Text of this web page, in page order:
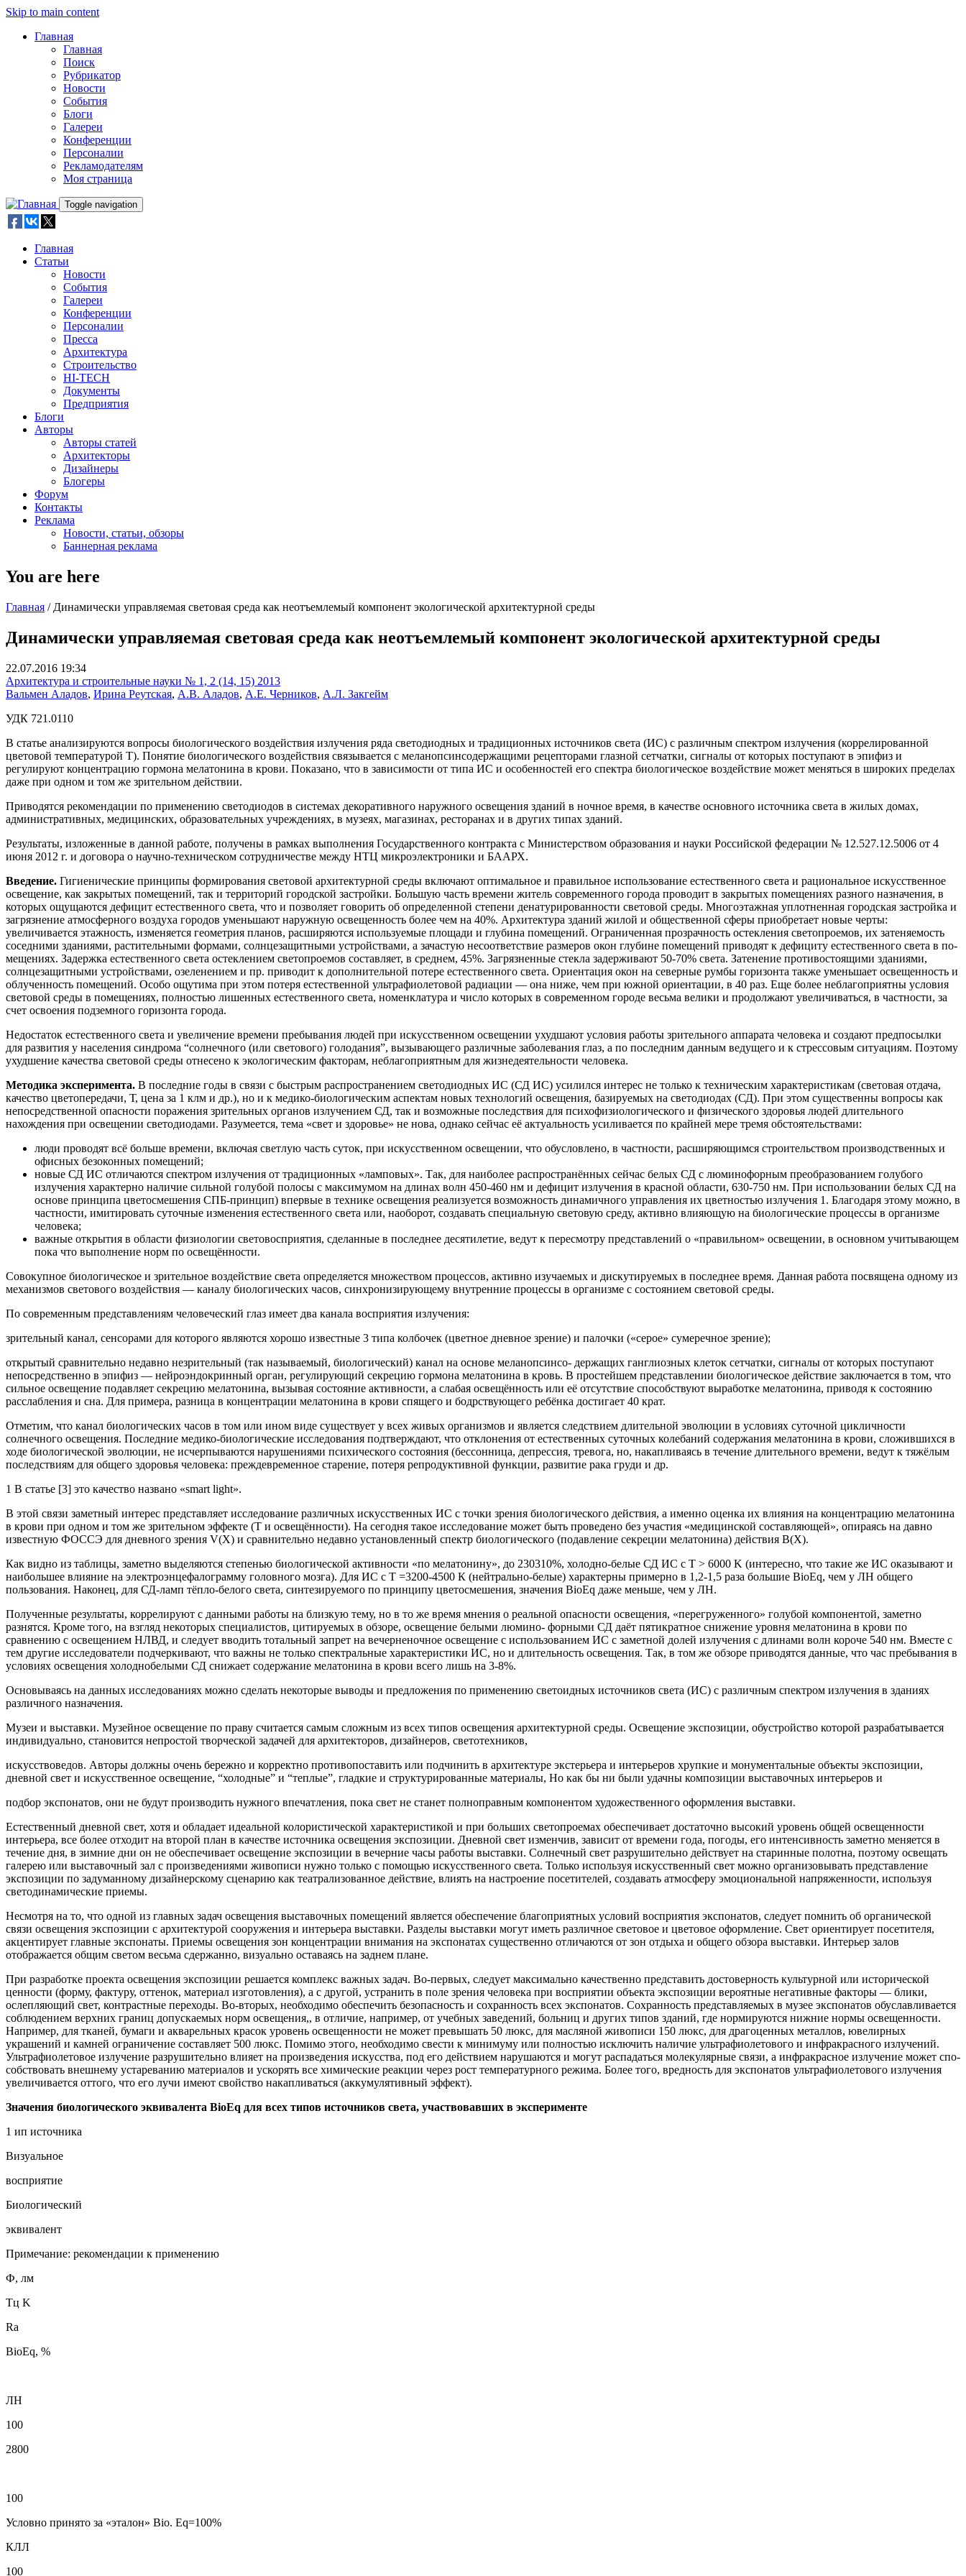
Skip to main content
Главная
Главная
Поиск
Рубрикатор
Новости
События
Блоги
Галереи
Конференции
Персоналии
Рекламодателям
Моя страница
Toggle navigation
Главная
Статьи
Новости
События
Галереи
Конференции
Персоналии
Пресса
Архитектура
Строительство
HI-TECH
Документы
Предприятия
Блоги
Авторы
Авторы статей
Архитекторы
Дизайнеры
Блогеры
Форум
Контакты
Реклама
Новости, статьи, обзоры
Баннерная реклама
You are here
Главная / Динамически управляемая световая среда как неотъемлемый компонент экологической архитектурной среды
Динамически управляемая световая среда как неотъемлемый компонент экологической архитектурной среды
22.07.2016 19:34
Архитектура и строительные науки № 1, 2 (14, 15) 2013
Вальмен Аладов, Ирина Реутская, А.В. Аладов, А.Е. Черников, А.Л. Закгейм
УДК 721.0110
В статье анализируются вопросы биологического воздействия излучения ряда светодиодных и традиционных источ­ников света (ИС) с различным спектром излучения (коррелированной
цветовой температурой Т). Понятие биологического воздействия связывается с меланопсинсодержащими рецепторами глазной сетчатки, сигналы от которых поступают в эпифиз и
регулируют концентрацию гормона мелатонина в крови. Показано, что в зависимости от типа ИС и особенно­стей его спектра биологическое воздействие может меняться в широких пределах
даже при одном и том же зрительном действии.
Приводятся рекомендации по применению светодиодов в системах декоративного наружного освещения зданий в ночное время, в качестве основного источника света в жилых домах,
административных, медицинских, образовательных учреждениях, в музеях, магазинах, ресторанах и в других типах зданий.
Результаты, изложенные в данной работе, получены в рамках выполнения Государственного контракта с Министер­ством образования и науки Российской федерации № 12.527.12.5006 от 4
июня 2012 г. и договора о научно-техническом сотрудничестве между НТЦ микроэлектроники и БААРХ.
Введение. Гигиенические принципы формирования све­товой архитектурной среды включают оптимальное и пра­вильное использование естественного света и рациональное искусственное
освещение, как закрытых помещений, так и территорий городской застройки. Большую часть времени житель современного города проводит в закрытых помещени­ях разного назначения, в
которых ощущаются дефицит есте­ственного света, что и позволяет говорить об определенной степени денатурированности световой среды. Многоэтажная уплотненная городская застройка и
загрязнение атмосферно­го воздуха городов уменьшают наружную освещенность бо­лее чем на 40%. Архитектура зданий жилой и общественной сферы приобретает новые черты:
увеличивается этажность, изменяется геометрия планов, расширяются используемые площади и глубина помещений. Ограниченная прозрачность остекления светопроемов, их затеняемость
соседними зда­ниями, растительными формами, солнцезащитными устрой­ствами, а зачастую несоответствие размеров окон глубине помещений приводят к дефициту естественного света в по­
мещениях. Задержка естественного света остеклением све­топроемов составляет, в среднем, 45%. Загрязненные стекла задерживают 50-70% света. Затенение противостоящими зда­ниями,
солнцезащитными устройствами, озеленением и пр. приводит к дополнительной потере естественного света. Ори­ентация окон на северные румбы горизонта также уменьшает освещенность и
облученность помещений. Особо ощутима при этом потеря естественной ультрафиолетовой радиации — она ниже, чем при южной ориентации, в 40 раз. Еще более не­благоприятны условия
световой среды в помещениях, полно­стью лишенных естественного света, номенклатура и число которых в современном городе весьма велики и продолжают увеличиваться, в частности, за
счет освоения подземного го­ризонта города.
Недостаток естественного света и увеличение времени пребывания людей при искусственном освещении ухудша­ют условия работы зрительного аппарата человека и создают предпосылки
для развития у населения синдрома “солнечно­го (или светового) голодания”, вызывающего различные забо­левания глаз, а по последним данным ведущего и к стрессо­вым ситуациям. Поэтому
ухудшение качества световой среды отнесено к экологическим факторам, неблагоприятным для жизнедеятельности человека.
Методика эксперимента. В последние годы в связи с быстрым распространением светодиодных ИС (СД ИС) уси­лился интерес не только к техническим характеристикам (световая отдача,
качество цветопередачи, Т, цена за 1 клм и др.), но и к медико-биологическим аспектам новых техно­логий освещения, базируемых на светодиодах (СД). При этом существенны вопросы как
непосредственной опасности пора­жения зрительных органов излучением СД, так и возможные последствия для психофизиологического и физического здо­ровья людей длительного
нахождения при освещении свето­диодами. Разумеется, тема «свет и здоровье» не нова, однако сейчас её актуальность усиливается по крайней мере тремя обстоятельствами:
люди проводят всё больше времени, включая светлую часть суток, при искусственном освещении, что обуслов­лено, в частности, расширяющимся строительством про­изводственных и
офисных безоконных помещений;
новые СД ИС отличаются спектром излучения от тради­ционных «ламповых». Так, для наиболее распространён­ных сейчас белых СД с люминофорным преобразованием голубого
излучения характерно наличие сильной голу­бой полосы с максимумом на длинах волн 450-460 нм и дефицит излучения в красной области, 630-750 нм. При использовании белых СД на
основе принципа цветосме­шения СПБ-принцип) впервые в технике освещения реа­лизуется возможность динамичного управления их цвет­ностью излучения 1. Благодаря этому можно, в
частности, имитировать суточные изменения естественного света или, наоборот, создавать специальную световую среду, активно влияющую на биологические процессы в орга­низме
человека;
важные открытия в области физиологии световоспри­ятия, сделанные в последнее десятилетие, ведут к пере­смотру представлений о «правильном» освещении, в основном учитывающем
пока что выполнение норм по освещённости.
Совокупное биологическое и зрительное воздействие све­та определяется множеством процессов, активно изучаемых и дискутируемых в последнее время. Данная работа посвящена одному из
механизмов светового воздействия — каналу био­логических часов, синхронизирующему внутренние процес­сы в организме с состоянием световой среды.
По современным представлениям человеческий глаз име­ет два канала восприятия излучения:
зрительный канал, сенсорами для которого являются хо­рошо известные 3 типа колбочек (цветное дневное зрение) и палочки («серое» сумеречное зрение);
открытый сравнительно недавно незрительный (так на­зываемый, биологический) канал на основе меланопсинсо- держащих ганглиозных клеток сетчатки, сигналы от которых поступают
непосредственно в эпифиз — нейроэндокринный орган, регулирующий секрецию гормона мелатонина в кровь. В простейшем представлении биологическое действие за­ключается в том, что
сильное освещение подавляет секрецию мелатонина, вызывая состояние активности, а слабая осве­щённость или её отсутствие способствуют выработке мелато­нина, приводя к состоянию
расслабления и сна. Для примера, разница в концентрации мелатонина в крови спящего и бодр­ствующего ребёнка достигает 40 крат.
Отметим, что канал биологических часов в том или ином виде существует у всех живых организмов и является след­ствием длительной эволюции в условиях суточной циклично­сти
солнечного освещения. Последние медико-биологические исследования подтверждают, что отклонения от естествен­ных суточных колебаний содержания мелатонина в крови, сложившихся в
ходе биологической эволюции, не исчерпываются нарушениями психического состояния (бессонница, депрессия, тревога, но, накапливаясь в течение длительного времени, ведут к тяжёлым
последствиям для общего здоровья человека: преждевременное старение, потеря репродуктивной функции, развитие рака груди и др.
1 В статье [3] это качество названо «smart light».
В этой связи заметный интерес представляет исследова­ние различных искусственных ИС с точки зрения биологиче­ского действия, а именно оценка их влияния на концентрацию мелатонина
в крови при одном и том же зрительном эффекте (Т и освещённости). На сегодня такое исследование может быть проведено без участия «медицинской составляющей», опираясь на давно
известную ФОССЭ для дневного зрения V(X) и сравнительно недавно установленный спектр биологи­ческого (подавление секреции мелатонина) действия B(X).
Как видно из таблицы, заметно выделяются степенью биологической активности «по мелатонину», до 230310%, хо­лодно-белые СД ИС с Т > 6000 K (интересно, что такие же ИС оказывают и
наибольшее влияние на электроэнцефалограмму головного мозга). Для ИС с Т =3200-4500 К (нейтрально-бе­лые) характерны примерно в 1,2-1,5 раза большие BioEq, чем у ЛН общего
пользования. Наконец, для СД-ламп тёпло-белого света, синтезируемого по принципу цветосмешения, значения BioEq даже меньше, чем у ЛН.
Полученные результаты, коррелируют с данными работы на близкую тему, но в то же время мнения о реальной опас­ности освещения, «перегруженного» голубой компонентой, заметно
разнятся. Кроме того, на взгляд некоторых специ­алистов, цитируемых в обзоре, освещение белыми люмино- форными СД даёт пятикратное снижение уровня мелатонина в крови по
сравнению с освещением НЛВД, и следует вводить тотальный запрет на вечерненочное освещение с использова­нием ИС с заметной долей излучения с длинами волн короче 540 нм. Вместе с
тем другие исследователи подчеркивают, что важны не только спектральные характеристики ИС, но и длительность освещения. Так, в том же обзоре приводятся данные, что час пребывания в
условиях освещения холодно­белыми СД снижает содержание мелатонина в крови всего лишь на 3-8%.
Основываясь на данных исследованиях можно сделать не­которые выводы и предложения по применению светоидных источников света (ИС) с различным спектром излучения в зданиях
различного назначения.
Музеи и выставки. Музейное освещение по праву счита­ется самым сложным из всех типов освещения архитектурной среды. Освещение экспозиции, обустройство которой раз­рабатывается
индивидуально, становится непростой творче­ской задачей для архитекторов, дизайнеров, светотехников,
искусствоведов. Авторы должны очень бережно и корректно противопоставить или подчинить в архитектуре экстерьера и интерьеров хрупкие и монументальные объекты экспози­ции,
дневной свет и искусственное освещение, “холодные” и “теплые”, гладкие и структурированные материалы, Но как бы ни были удачны композиции выставочных интерьеров и
подбор экспонатов, они не будут произ­водить нужного впечатления, пока свет не станет полноправным компонентом художественного оформления выставки.
Естественный дневной свет, хотя и обладает идеальной колористической ха­рактеристикой и при больших светопро­емах обеспечивает достаточно высокий уровень общей освещенности
интерьера, все более отходит на второй план в каче­стве источника освещения экспозиции. Дневной свет изменчив, зависит от вре­мени года, погоды, его интенсивность за­метно меняется в
течение дня, в зимние дни он не обеспечивает освещение экспо­зиции в вечерние часы работы выставки. Солнечный свет разрушительно действу­ет на старинные полотна, поэтому ос­вещать
галерею или выставочный зал с произведениями живописи нужно только с помощью искусственного света. Толь­ко используя искусственный свет можно организовывать представление
экспози­ции по задуманному дизайнерскому сце­нарию как театрализованное действие, влиять на настроение посетителей, соз­давать атмосферу эмоциональной напря­женности, используя
светодинамические приемы.
Несмотря на то, что одной из главных задач освещения выставочных помещений является обеспечение благопри­ятных условий восприятия экспонатов, следует помнить об органической
связи освещения экспозиции с архитектурой сооружения и интерьера выставки. Разделы выставки могут иметь различное световое и цветовое оформление. Свет ори­ентирует посетителя,
акцентирует главные экспонаты. При­емы освещения зон концентрации внимания на экспонатах существенно отличаются от зон отдыха и общего обзора вы­ставки. Интерьер залов
отображается общим светом весьма сдержанно, визуально оставаясь на заднем плане.
При разработке проекта освещения экспозиции решает­ся комплекс важных задач. Во-первых, следует максималь­но качественно представить достоверность культурной или исторической
ценности (форму, фактуру, оттенок, материал изготовления), а с другой, устранить в поле зрения человека при восприятии объекта экспозиции вероятные негативные факторы — блики,
ослепляющий свет, контрастные перехо­ды. Во-вторых, необходимо обеспечить безопасность и со­хранность всех экспонатов. Сохранность представляемых в музее экспонатов обуславливается
соблюдением верхних гра­ниц допускаемых норм освещения,, в отличие, например, от учебных заведений, больниц и других типов зданий, где нор­мируются нижние нормы освещенности.
Например, для тка­ней, бумаги и акварельных красок уровень освещенности не может превышать 50 люкс, для масляной живописи 150 люкс, для драгоценных металлов, ювелирных
украшений и камней ограничение составляет 500 люкс. Помимо этого, необходимо свести к минимуму или полностью исключить наличие уль­трафиолетового и инфракрасного излучений.
Ультрафиоле­товое излучение разрушительно влияет на произведения ис­кусства, под его действием нарушаются и могут распадаться молекулярные связи, а инфракрасное излучение может спо­
собствовать внешнему устареванию материалов и ускорять все химические реакции через рост температурного режима. Более того, вредность для экспонатов ультрафиолетового из­лучения
увеличивается оттого, что его лучи имеют свойство накапливаться (аккумулятивный эффект).
Значения биологического эквивалента BioEq для всех типов источников света, участвовавших в эксперименте
1 ип источника
Визуальное
восприятие
Биологический
эквивалент
Примечание: рекомендации к применению
Ф, лм
Тц K
Ra
BioEq, %
ЛН
100
2800
100
Условно принято за «эталон» Bio. Eq=100%
КЛЛ
100